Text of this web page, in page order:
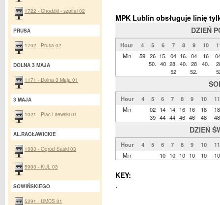
MPK Lublin obsługuje linię
DZIEŃ
Hour 4 5 6 7 8 9 10
Min
59 26
50.
15.
40
04
28.
52
16.
40.
04
28
52.
16
40.
Hour 4 5 6 7 8 9 10
11
Min
02
39
14
44
14
44
16
46
16
46
18
48
18
48
DZIEŃ
Hour 4 5 6 7 8 9 10
11
Min
10 10 10 10 10 10
KEY:
.
1722 - Chodźki - szpital 02
PRUSA
1702 - Prusa 02
DOLNA 3 MAJA
1171 - Dolna 3 Maja 01
3 MAJA
1021 - Plac Litewski 01
AL.RACŁAWICKIE
1003 - Ogród Saski 03
5903 - KUL 03
SOWIŃSKIEGO
5291 - UMCS 01